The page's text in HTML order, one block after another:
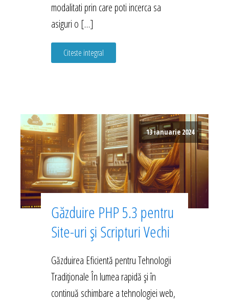
modalitati prin care poti incerca sa
asiguri o […]
Citeste integral
13 ianuarie 2024
Găzduire PHP 5.3 pentru
Site-uri și Scripturi Vechi
Găzduirea Eficientă pentru Tehnologii
Tradiționale În lumea rapidă și în
continuă schimbare a tehnologiei web,